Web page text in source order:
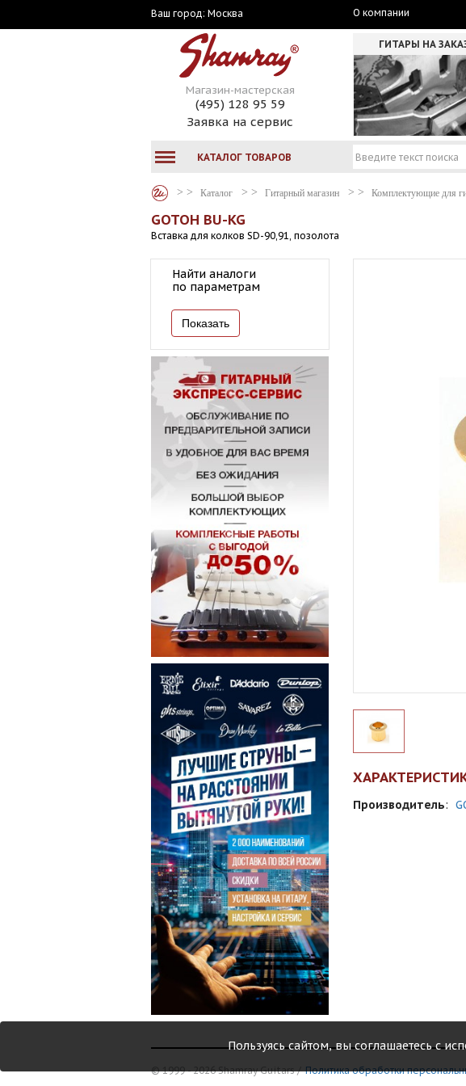
Ваш город: Москва О компании
Магазин-мастерская
(495) 128 95 59
Заявка на сервис
ГИТАРЫ НА
КАТАЛОГ ТОВАРОВ
Каталог Гитарный магазин Комплектующие для
GOTOH BU-KG
Вставка для колков SD-90,91, позолота
Найти аналоги
по параметрам
Производитель:
© 1999 - 2026 Shamray Guitars /Политика обработки
Пользуясь сайтом, вы соглашаетесь с